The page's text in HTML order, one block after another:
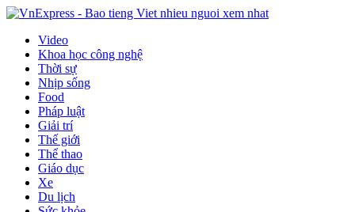
Video
Khoa học công nghệ
Thời sự
Nhịp sống
Food
Pháp luật
Giải trí
Thế giới
Thể thao
Giáo dục
Xe
Du lịch